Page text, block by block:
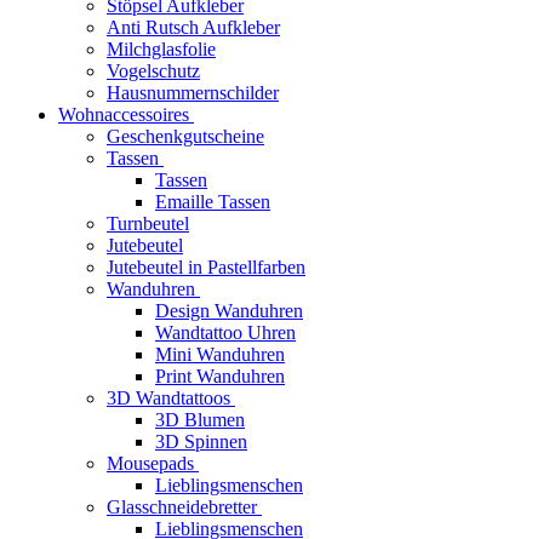
Stöpsel Aufkleber
Anti Rutsch Aufkleber
Milchglasfolie
Vogelschutz
Hausnummernschilder
Wohnaccessoires
Geschenkgutscheine
Tassen
Tassen
Emaille Tassen
Turnbeutel
Jutebeutel
Jutebeutel in Pastellfarben
Wanduhren
Design Wanduhren
Wandtattoo Uhren
Mini Wanduhren
Print Wanduhren
3D Wandtattoos
3D Blumen
3D Spinnen
Mousepads
Lieblingsmenschen
Glasschneidebretter
Lieblingsmenschen